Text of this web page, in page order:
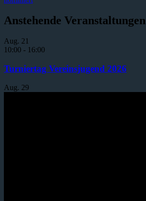
Anstehende Veranstaltungen
Aug. 21
10:00 - 16:00
Turniertag Vereinsjugend 2026
Aug. 29